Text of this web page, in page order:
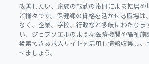
改善したい、家族の転勤の帯同による転居や
ど様々です。保健師の資格を活かせる職場は
なく、企業、学校、行政など多岐にわたりま
い、ジョブソエルのような医療機関や福祉施
検索できる求人サイトを活用し情報収集し、
せましょう。